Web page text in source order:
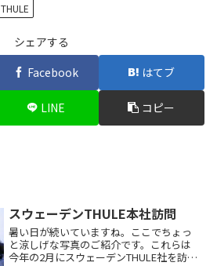
THULE
シェアする
Facebook はてブ
LINE コピー
スウェーデンTHULE本社訪問
暑い日が続いていますね。ここでちょっ
と涼しげな写真のご紹介です。これらは
今年の2月にスウェーデンTHULE社を訪問